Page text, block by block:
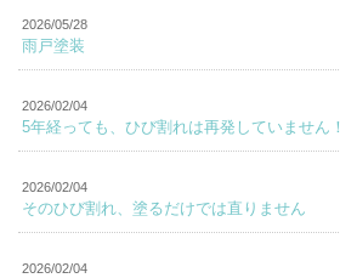
2026/05/28
雨戸塗装
2026/02/04
5年経っても、ひび割れは再発していません！
2026/02/04
そのひび割れ、塗るだけでは直りません
2026/02/04